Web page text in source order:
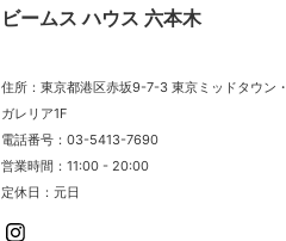
ビームス ハウス 六本木
住所：東京都港区赤坂9-7-3 東京ミッドタウン・
ガレリア1F
電話番号：03-5413-7690
営業時間：11:00 - 20:00
定休日：元日